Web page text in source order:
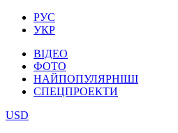
РУС
УКР
ВІДЕО
ФОТО
НАЙПОПУЛЯРНІШІ
СПЕЦПРОЕКТИ
USD